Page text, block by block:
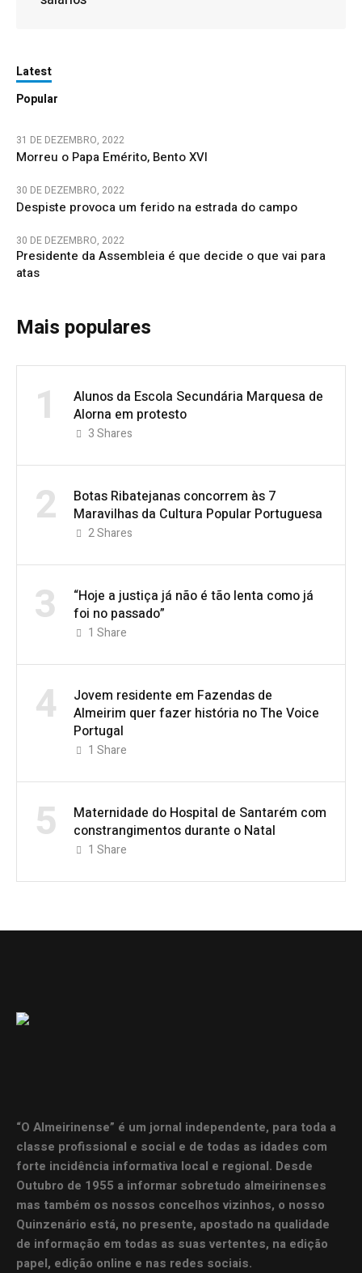
Latest
Popular
31 DE DEZEMBRO, 2022
Morreu o Papa Emérito, Bento XVI
30 DE DEZEMBRO, 2022
Despiste provoca um ferido na estrada do campo
30 DE DEZEMBRO, 2022
Presidente da Assembleia é que decide o que vai para
atas
Mais populares
1
Alunos da Escola Secundária Marquesa de
Alorna em protesto
3Shares
2
Botas Ribatejanas concorrem às 7
Maravilhas da Cultura Popular Portuguesa
2Shares
3
“Hoje a justiça já não é tão lenta como já
foi no passado”
1 Share
4
Jovem residente em Fazendas de
Almeirim quer fazer história no The Voice
Portugal
1 Share
5
Maternidade do Hospital de Santarém com
constrangimentos durante o Natal
1 Share
“O Almeirinense” é um jornal independente, para toda a
classe profissional e social e de todas as idades com
forte incidência informativa local e regional. Desde
Outubro de 1955 a informar sobretudo almeirinenses
mas também os nossos concelhos vizinhos, o nosso
Quinzenário está, no presente, apostado na qualidade
de informação em todas as suas vertentes, na edição
papel, edição online e nas redes sociais.